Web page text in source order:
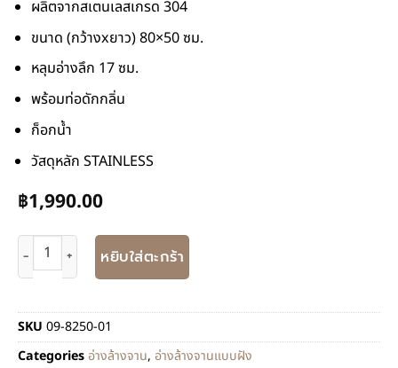
ผลิตจากสเตนเลสเกรด 304
ขนาด (กว้างxยาว) 80×50 ซม.
หลุมอ่างลึก 17 ซม.
พร้อมท่อดักกลิ่น
ก็อกน้ำ
วัสดุหลัก STAINLESS
฿1,990.00
หยิบใส่ตะกร้า
SKU 09-8250-01
Categories อ่างล้างจาน, อ่างล้างจานแบบฝัง